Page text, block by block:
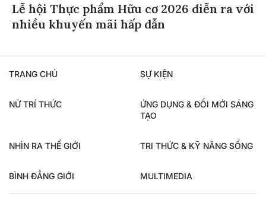
Lễ hội Thực phẩm Hữu cơ 2026 diễn ra với
nhiều khuyến mãi hấp dẫn
TRANG CHỦ SỰ KIỆN
NỮ TRÍ THỨC
ỨNG DỤNG & ĐỔI MỚI SÁNG
TẠO
NHÌN RA THẾ GIỚI TRI THỨC & KỸ NĂNG SỐNG
BÌNH ĐẲNG GIỚI MULTIMEDIA